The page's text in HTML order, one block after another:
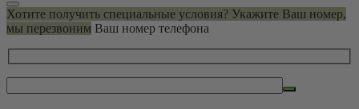
Хотите получить специальные условия? Укажите Ваш номер,
мы перезвоним Ваш номер телефона